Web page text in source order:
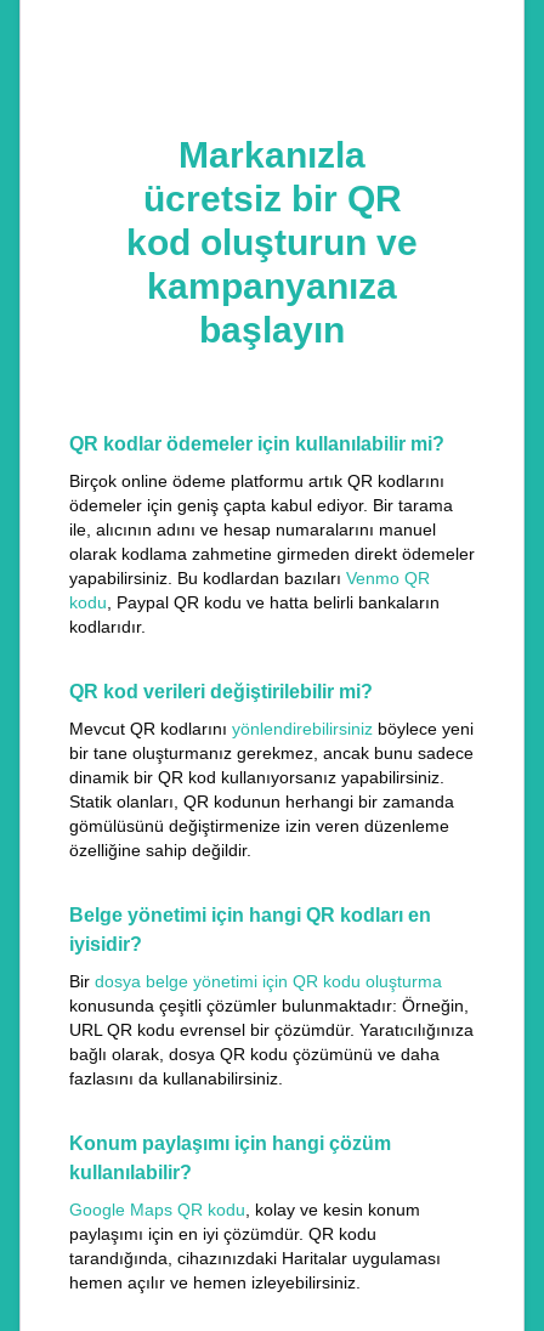
Markanızla
ücretsiz bir QR
kod oluşturun ve
kampanyanıza
başlayın
QR kodlar ödemeler için kullanılabilir mi?
Birçok online ödeme platformu artık QR kodlarını
ödemeler için geniş çapta kabul ediyor. Bir tarama
ile, alıcının adını ve hesap numaralarını manuel
olarak kodlama zahmetine girmeden direkt ödemeler
yapabilirsiniz. Bu kodlardan bazıları Venmo QR
kodu , Paypal QR kodu ve hatta belirli bankaların
kodlarıdır.
QR kod verileri değiştirilebilir mi?
Mevcut QR kodlarını yönlendirebilirsiniz böylece yeni
bir tane oluşturmanız gerekmez, ancak bunu sadece
dinamik bir QR kod kullanıyorsanız yapabilirsiniz.
Statik olanları, QR kodunun herhangi bir zamanda
gömülüsünü değiştirmenize izin veren düzenleme
özelliğine sahip değildir.
Belge yönetimi için hangi QR kodları en
iyisidir?
Bir dosya belge yönetimi için QR kodu oluşturma
konusunda çeşitli çözümler bulunmaktadır: Örneğin,
URL QR kodu evrensel bir çözümdür. Yaratıcılığınıza
bağlı olarak, dosya QR kodu çözümünü ve daha
fazlasını da kullanabilirsiniz.
Konum paylaşımı için hangi çözüm
kullanılabilir?
Google Maps QR kodu , kolay ve kesin konum
paylaşımı için en iyi çözümdür. QR kodu
tarandığında, cihazınızdaki Haritalar uygulaması
hemen açılır ve hemen izleyebilirsiniz.